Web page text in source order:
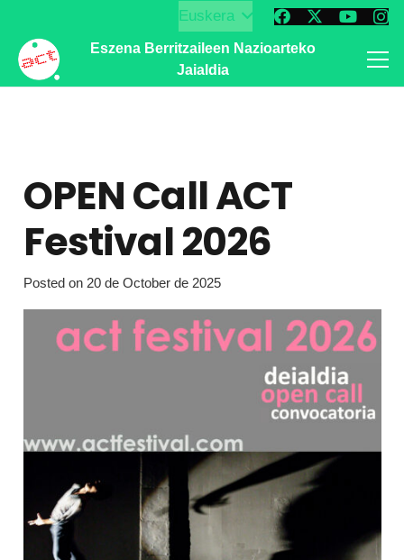
Euskera
Eszena Berritzaileen Nazioarteko
Jaialdia
OPEN Call ACT
Festival 2026
Posted on 20 de October de 2025